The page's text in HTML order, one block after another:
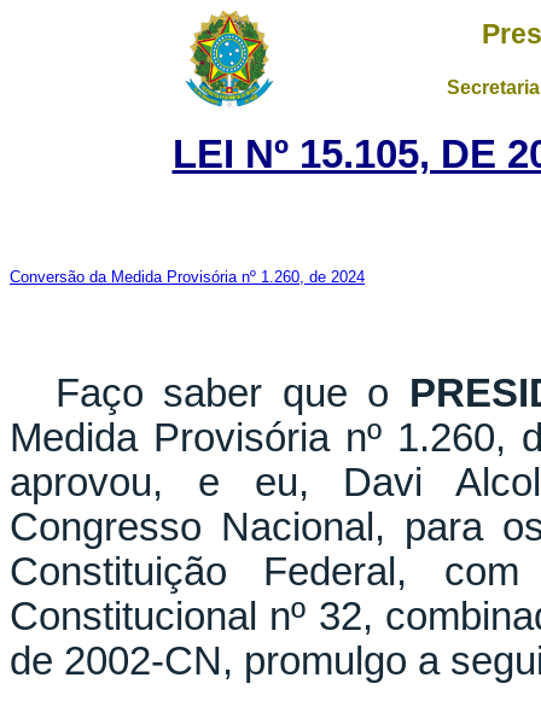
LEI Nº 15.105, DE
Conversão da Medida Provisória nº 1.260, de 2024
Faço saber que o
Medida Provisória nº 1.260,
aprovou, e eu, Davi
Congresso Nacional, para
Constituição Federal,
Constitucional nº 32,
de 2002-CN, promulgo a